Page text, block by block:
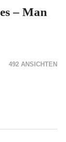
– Man
492 ANSICHTEN